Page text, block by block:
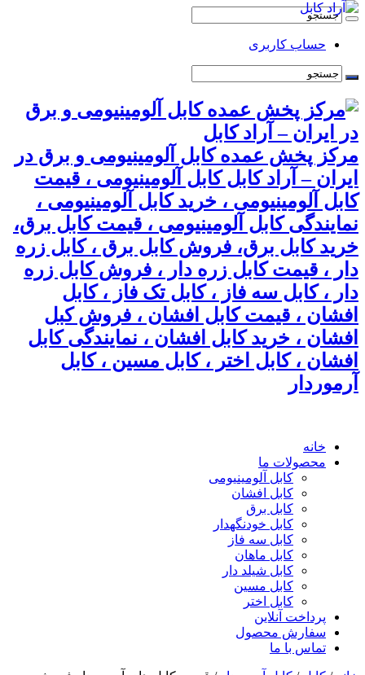
حساب کاربری
مرکز پخش عمده کابل آلومینیومی و برق در
ایران – آراد کابل کابل آلومینیومی ، قیمت
کابل آلومینیومی ، خرید کابل آلومینیومی ،
نمایندگی کابل آلومینیومی ، قیمت کابل برق،
خرید کابل برق، فروش کابل برق ، کابل زره
دار ، قیمت کابل زره دار ، فروش کابل زره
دار ، کابل سه فاز ، کابل تک فاز ، کابل
افشان ، قیمت کابل افشان ، فروش کبل
افشان ، خرید کابل افشان ، نمایندگی کابل
افشان ، کابل اختر ، کابل مسین ، کابل
آرموردار
خانه
محصولات ما
کابل آلومینیومی
کابل افشان
کابل برق
کابل خودنگهدار
کابل سه فاز
کابل ماهان
کابل شیلد دار
کابل مسین
کابل اختر
پرداخت آنلاین
سفارش محصول
تماس با ما